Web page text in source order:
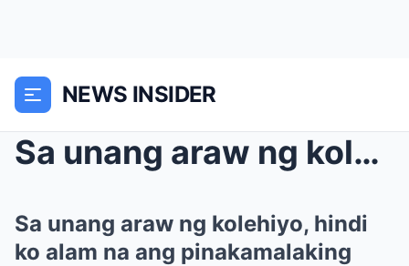
NEWS INSIDER
Sa unang araw ng kolehiyo, hindi ko alam na ang pi...
Sa unang araw ng kolehiyo, hindi
ko alam na ang pinakamalaking